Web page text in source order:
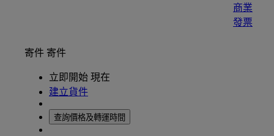
商業
發票
寄件 寄件
立即開始 現在
建立貨件
查詢價格及轉運時間